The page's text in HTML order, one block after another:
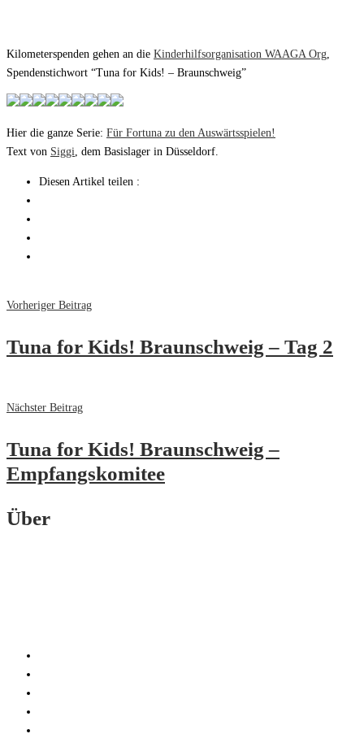
Kilometerspenden gehen an die Kinderhilfsorganisation WAAGA Org,
Spendenstichwort “Tuna for Kids! – Braunschweig”
Hier die ganze Serie: Für Fortuna zu den Auswärtsspielen!
Text von Siggi, dem Basislager in Düsseldorf.
Diesen Artikel teilen :
Vorheriger Beitrag
Tuna for Kids! Braunschweig – Tag 2
Nächster Beitrag
Tuna for Kids! Braunschweig –
Empfangskomitee
Über